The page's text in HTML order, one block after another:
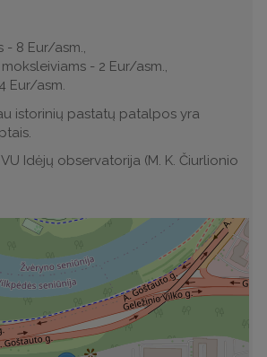
- 8 Eur/asm.,
- 2 Eur/asm.,
Eur/asm.
istorinių pastatų patalpos yra
VU Idėjų observatorija (M. K. Čiurlionio